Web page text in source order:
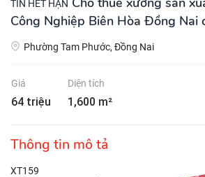
TIN HẾT HẠN
Công Nghiệp Biên Hòa Đồng Nai
Phường Tam Phước, Đồng Nai
Giá
64 triệu
Diện tích
1,600 m²
Thông tin mô tả
XT159